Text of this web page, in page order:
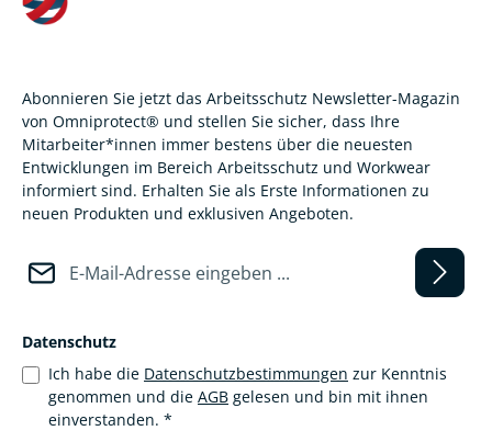
Abonnieren Sie jetzt das Arbeitsschutz Newsletter-Magazin
von Omniprotect® und stellen Sie sicher, dass Ihre
Mitarbeiter*innen immer bestens über die neuesten
Entwicklungen im Bereich Arbeitsschutz und Workwear
informiert sind. Erhalten Sie als Erste Informationen zu
neuen Produkten und exklusiven Angeboten.
Datenschutz
Ich habe die Datenschutzbestimmungen zur Kenntnis
genommen und die AGB gelesen und bin mit ihnen
einverstanden. *